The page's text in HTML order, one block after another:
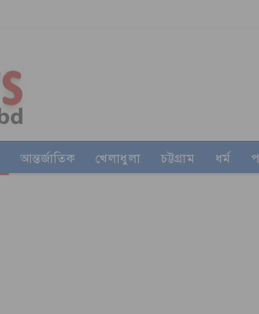
আন্তর্জাতিক খেলাধুলা চট্টগ্রাম ধর্ম